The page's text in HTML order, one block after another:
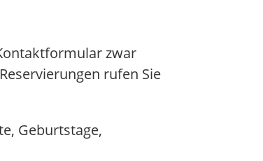
zwar
rufen Sie
Geburtstage,